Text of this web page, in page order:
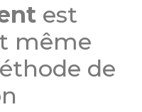
est
même
de